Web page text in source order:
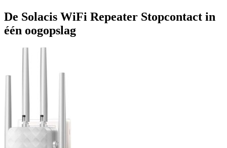
De Solacis WiFi Repeater Stopcontact in
één oogopslag